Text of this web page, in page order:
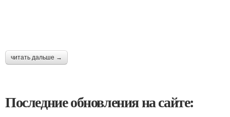
читать дальше →
Последние обновления на сайте: